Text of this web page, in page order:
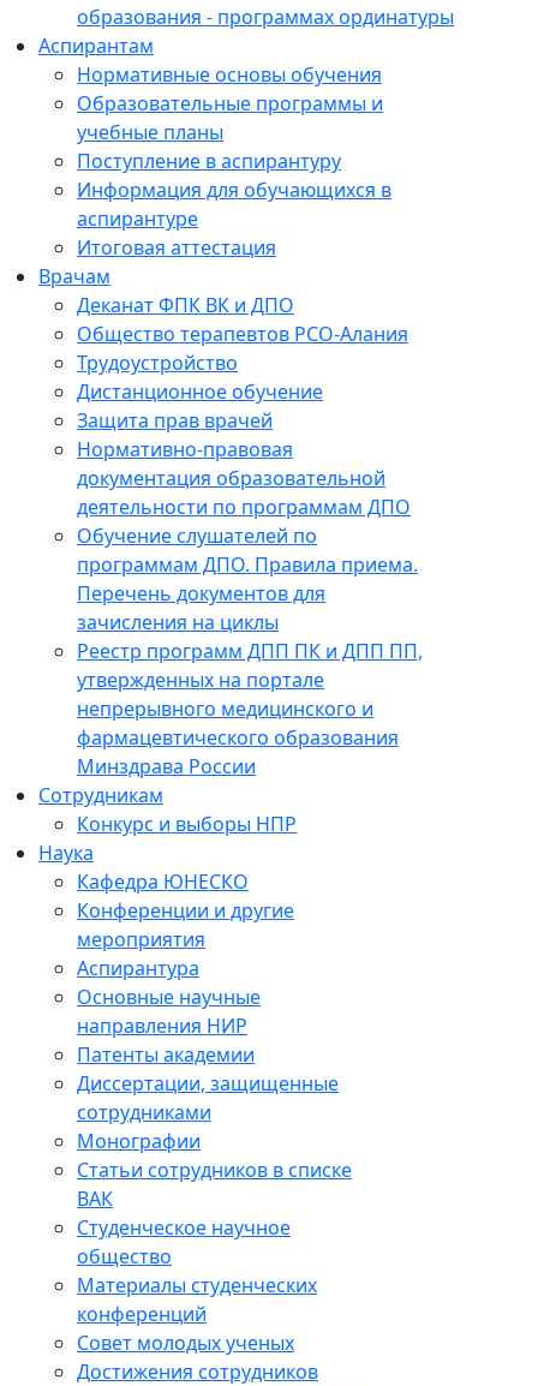
образования - программах ординатуры
Аспирантам
Нормативные основы обучения
Образовательные программы и
учебные планы
Поступление в аспирантуру
Информация для обучающихся в
аспирантуре
Итоговая аттестация
Врачам
Деканат ФПК ВК и ДПО
Общество терапевтов РСО-Алания
Трудоустройство
Дистанционное обучение
Защита прав врачей
Нормативно-правовая
документация образовательной
деятельности по программам ДПО
Обучение слушателей по
программам ДПО. Правила приема.
Перечень документов для
зачисления на циклы
Реестр программ ДПП ПК и ДПП ПП,
утвержденных на портале
непрерывного медицинского и
фармацевтического образования
Минздрава России
Сотрудникам
Конкурс и выборы НПР
Наука
Кафедра ЮНЕСКО
Конференции и другие
мероприятия
Аспирантура
Основные научные
направления НИР
Патенты академии
Диссертации, защищенные
сотрудниками
Монографии
Статьи сотрудников в списке
ВАК
Студенческое научное
общество
Материалы студенческих
конференций
Совет молодых ученых
Достижения сотрудников